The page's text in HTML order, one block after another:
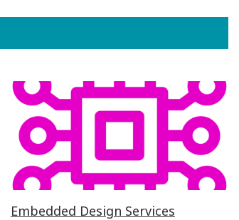
Embedded Design Services